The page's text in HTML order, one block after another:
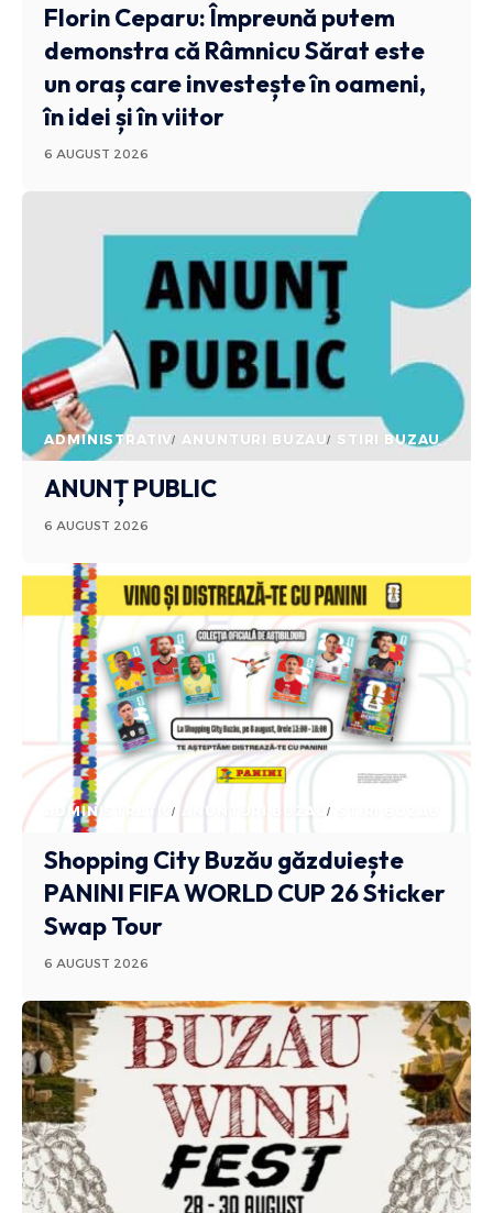
Florin Ceparu: Împreună putem
demonstra că Râmnicu Sărat este
un oraș care investește în oameni,
în idei și în viitor
6 AUGUST 2026
ADMINISTRATIV ANUNTURI BUZAU STIRI BUZAU
ANUNȚ PUBLIC
6 AUGUST 2026
ADMINISTRATIV ANUNTURI BUZAU
Shopping City Buzău găzduiește
PANINI FIFA WORLD CUP 26 Sticker
Swap Tour
6 AUGUST 2026